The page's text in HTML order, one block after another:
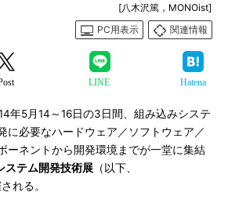
[八木沢篤，MONOist]
PC用表示
関連情報
LINE Hatena
年5月14～16日の3日間、組み込みシステ
に必要なハードウェア／ソフトウェア／
ーネントから開発環境までが一堂に集結
ステム開発技術展 （以下、
れる。